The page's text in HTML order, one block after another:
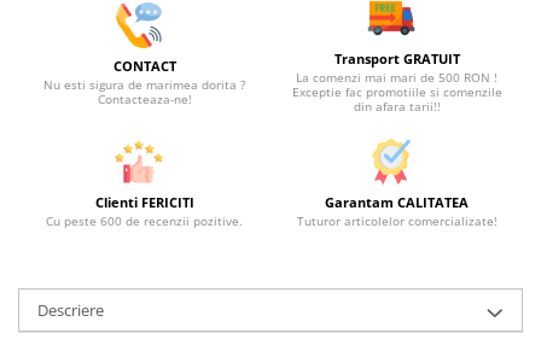
CONTACT
Nu esti sigura de marimea dorita ?
Contacteaza-ne!
Transport GRATUIT
La comenzi mai mari de 500 RON !
Exceptie fac promotiile si comenzile
din afara tarii!!
Clienti FERICITI
Cu peste 600 de recenzii pozitive.
Garantam CALITATEA
Tuturor articolelor comercializate!
Descriere